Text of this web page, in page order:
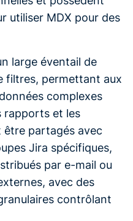
utiliser MDX pour des
large éventail de
filtres, permettant aux
complexes
rapports et les
être partagés avec
Jira spécifiques,
par e-mail ou
avec des
contrôlant